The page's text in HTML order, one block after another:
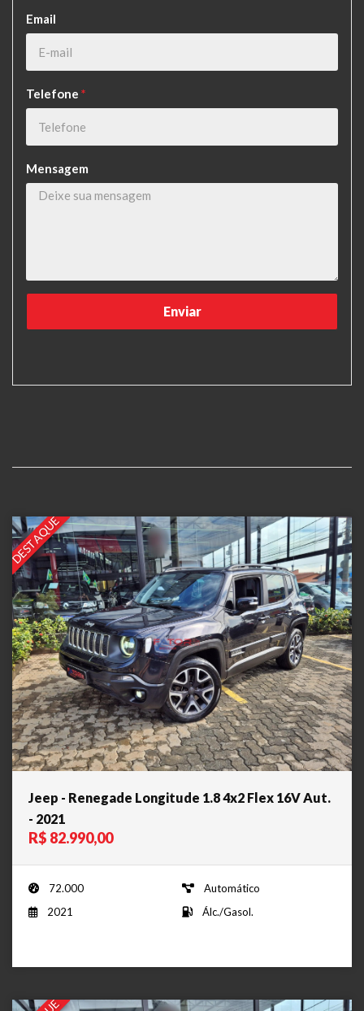
Email
Telefone *
Mensagem
DESTAQUE
Jeep - Renegade Longitude 1.8 4x2 Flex 16V Aut.
- 2021
R$ 82.990,00
72.000
Automático
2021
Álc./Gasol.